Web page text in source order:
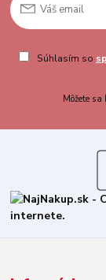
Súhlasím so
Môžete